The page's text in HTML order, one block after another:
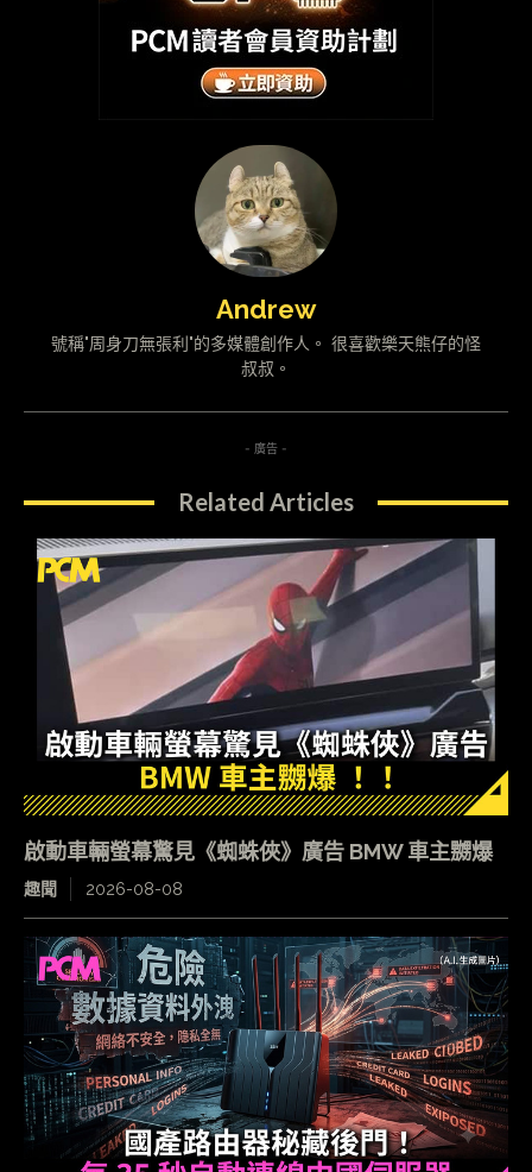
Andrew
號稱"周身刀無張利"的多媒體創作人。 很喜歡樂天熊仔的怪
叔叔。
- 廣告 -
Related Articles
啟動車輛螢幕驚見《蜘蛛俠》廣告 BMW 車主嬲爆
趣聞 2026-08-08